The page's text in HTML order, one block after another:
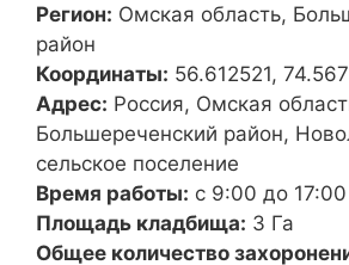
Регион: Омская область,
район
Координаты: 56.612521,
Адрес: Россия, Омская
Большереченский район,
сельское поселение
Время работы: с 9:00 до 17:00
Площадь кладбища: 3 Га
Общее количество